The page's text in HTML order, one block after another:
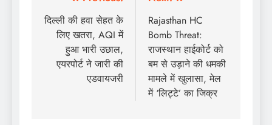
navigation
दिल्ली की हवा सेहत के
लिए खतरा, AQI में
हुआ भारी उछाल,
एयरपोर्ट ने जारी की
एडवायजरी
Rajasthan HC
Bomb Threat:
राजस्थान हाईकोर्ट को
बम से उड़ाने की धमकी
मामले में खुलासा, मेल
में ‘लिट्टे’ का जिक्र